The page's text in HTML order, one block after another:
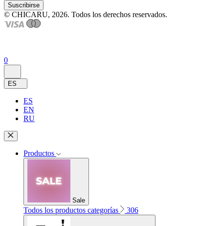
Suscribirse
© CHICARU, 2026. Todos los derechos reservados.
0
ES
ES
EN
RU
Productos
Sale
Todos los productos categorías 306